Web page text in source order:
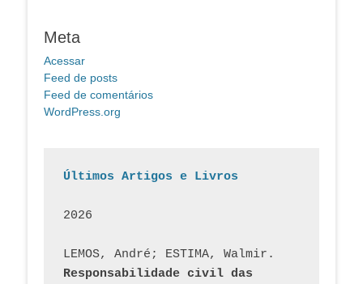
Meta
Acessar
Feed de posts
Feed de comentários
WordPress.org
Últimos Artigos e Livros
2026
Responsabilidade civil das